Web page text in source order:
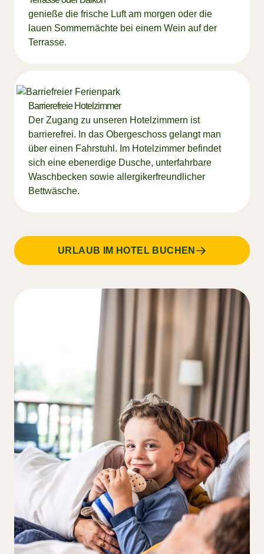
genieße die frische Luft am morgen oder die
lauen Sommernächte bei einem Wein auf der
Terrasse.
Barrierefreie Hotelzimmer
Der Zugang zu unseren Hotelzimmern ist
barrierefrei. In das Obergeschoss gelangt man
über einen Fahrstuhl. Im Hotelzimmer befindet
sich eine ebenerdige Dusche, unterfahrbare
Waschbecken sowie allergikerfreundlicher
Bettwäsche.
URLAUB IM HOTEL BUCHEN